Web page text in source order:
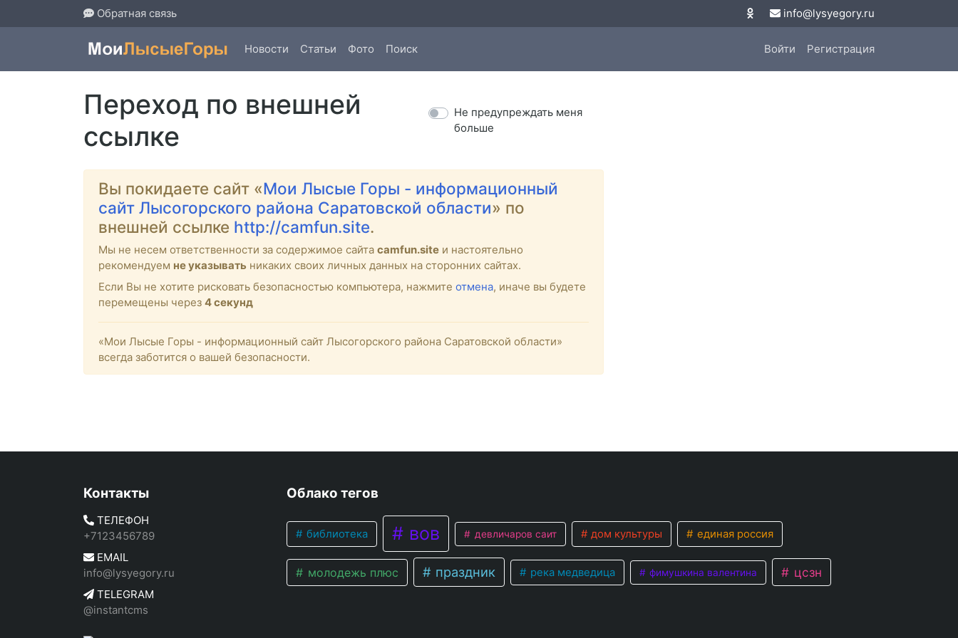
Обратная связь info@lysyegory.ru
Новости Статьи Фото Поиск Войти Регистрация
Переход по внешней
ссылке
Не предупреждать меня
больше
Вы покидаете сайт «Мои Лысые Горы - информационный
сайт Лысогорского района Саратовской области» по
внешней ссылке http://camfun.site.
Мы не несем ответственности за содержимое сайта camfun.site и настоятельно
рекомендуем не указывать никаких своих личных данных на сторонних сайтах.
Если Вы не хотите рисковать безопасностью компьютера, нажмите отмена, иначе вы будете
перемещены через 4секунд
«Мои Лысые Горы - информационный сайт Лысогорского района Саратовской области»
всегда заботится о вашей безопасности.
Контакты
ТЕЛЕФОН
+7123456789
EMAIL
info@lysyegory.ru
TELEGRAM
@instantcms
Облако тегов
библиотека вов девличаров саит дом культуры единая россия
молодежь плюс праздник река медведица фимушкина валентина цсзн